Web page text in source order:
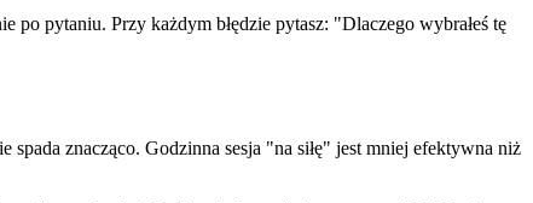
po pytaniu. Przy każdym błędzie pytasz: "Dlaczego wybrałeś tę
znacząco. Godzinna sesja "na siłę" jest mniej efektywna niż